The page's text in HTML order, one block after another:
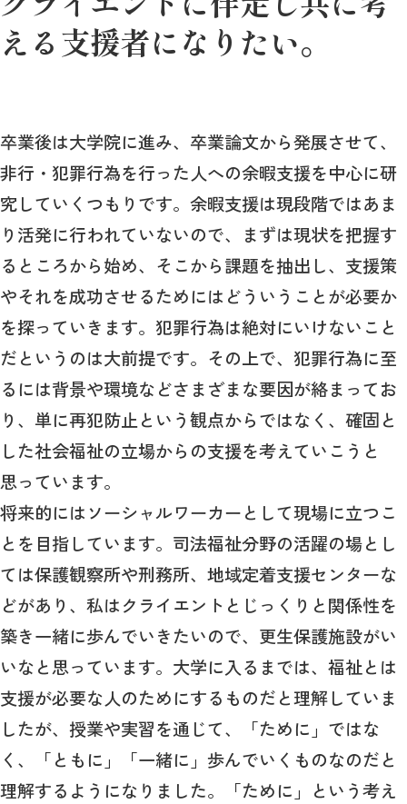
える支援者になりたい。
卒業後は大学院に進み、卒業論文から発展させて、
非行・犯罪行為を行った人への余暇支援を中心に研
究していくつもりです。余暇支援は現段階ではあま
り活発に行われていないので、まずは現状を把握す
るところから始め、そこから課題を抽出し、支援策
やそれを成功させるためにはどういうことが必要か
を探っていきます。犯罪行為は絶対にいけないこと
だというのは大前提です。その上で、犯罪行為に至
るには背景や環境などさまざまな要因が絡まってお
り、単に再犯防止という観点からではなく、確固と
した社会福祉の立場からの支援を考えていこうと
思っています。
将来的にはソーシャルワーカーとして現場に立つこ
とを目指しています。司法福祉分野の活躍の場とし
ては保護観察所や刑務所、地域定着支援センターな
どがあり、私はクライエントとじっくりと関係性を
築き一緒に歩んでいきたいので、更生保護施設がい
いなと思っています。大学に入るまでは、福祉とは
支援が必要な人のためにするものだと理解していま
したが、授業や実習を通じて、「ために」ではな
く、「ともに」「一緒に」歩んでいくものなのだと
理解するようになりました。「ために」という考え